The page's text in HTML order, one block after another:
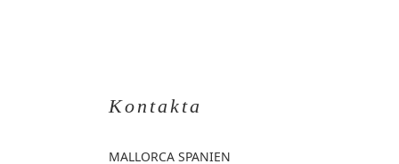
Kontakta
MALLORCA SPANIEN